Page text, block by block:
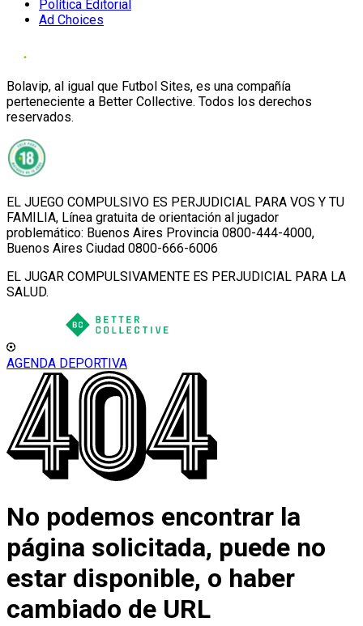
Política Editorial
Ad Choices
Bolavip, al igual que Futbol Sites, es una compañía
perteneciente a Better Collective. Todos los derechos
reservados.
EL JUEGO COMPULSIVO ES PERJUDICIAL PARA VOS Y TU
FAMILIA, Línea gratuita de orientación al jugador
problemático: Buenos Aires Provincia 0800-444-4000,
Buenos Aires Ciudad 0800-666-6006
EL JUGAR COMPULSIVAMENTE ES PERJUDICIAL PARA LA
SALUD.
AGENDA DEPORTIVA
No podemos encontrar la
página solicitada, puede no
estar disponible, o haber
cambiado de URL